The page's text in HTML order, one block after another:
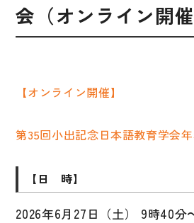
付属物の使い方について
原稿・企画の持ち込みに
その他の質問
ビジネスパーソン・研修生向け
文法
発音・聴解
作文
会（オンライン開催
【オンライン開催】
第35回小出記念日本語教育学会
【日 時】
2026年6月27日（土） 9時40分